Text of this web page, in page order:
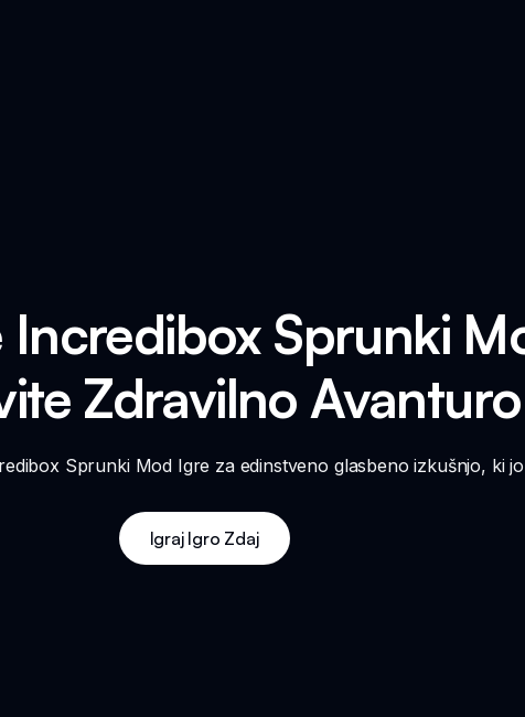
Incredibox Sprunki
Zdravilno Avanturo
Sprunki Mod Igre za edinstveno glasbeno izkušnjo, ki
Igraj Igro Zdaj